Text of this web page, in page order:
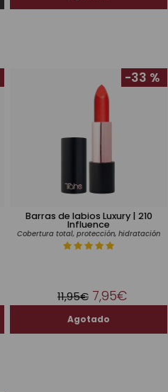
Barras de labios Luxury | 210
Influence
Cobertura total, protección, hidratación
-33 %
11,95€ 7,95€